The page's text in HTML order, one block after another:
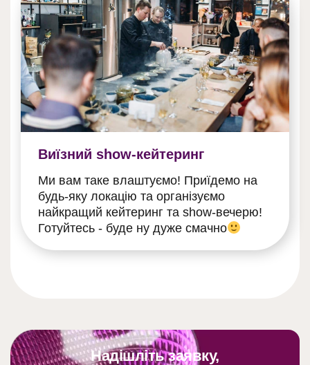
Виїзний show-кейтеринг
Ми вам таке влаштуємо! Приїдемо на
будь-яку локацію та організуємо
найкращий кейтеринг та show-вечерю!
Готуйтесь - буде ну дуже смачно
Надішліть заявку,